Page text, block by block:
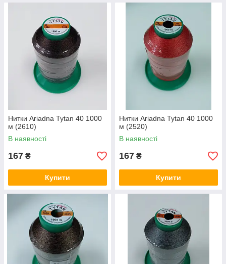
Нитки Ariadna Tytan 40 1000
м (2610)
В наявності
167 ₴
Купити
Нитки Ariadna Tytan 40 1000
м (2520)
В наявності
167 ₴
Купити